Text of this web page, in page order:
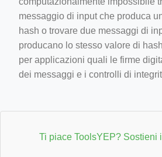
messaggio di input che produca
hash o trovare due messaggi di
producano lo stesso valore di
per applicazioni quali le firme
dei messaggi e i controlli di
Ti piace ToolsYEP? Sostieni